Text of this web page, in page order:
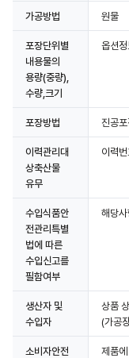
상세정보 더보기
가공방법 원물
포장단위별
내용물의
용량(중량),
수량,크기
옵션
포장방법 진공
이력관리대
상축산물
유무
이력
수입식품안
전관리특별
법에 따른
수입신고를
필함여부
해당
생산자 및
수입자
상품
(가공
소비자안전
제품에